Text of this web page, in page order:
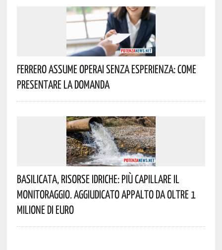
Ferrero Assume Operai Senza Esperienza: Come
Presentare La Domanda
Basilicata, Risorse Idriche: Più Capillare Il
Monitoraggio. Aggiudicato Appalto Da Oltre 1
Milione Di Euro